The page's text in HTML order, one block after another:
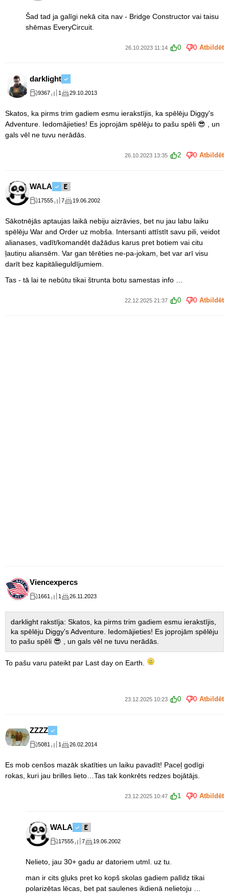
Šad tad ja galīgi nekā cita nav - Bridge Constructor vai taisu
shēmas EveryCircuit.
26.10.2023 11:14 0 0 Atbildēt
darklight
9367 1 29.10.2013
Skatos, ka pirms trim gadiem esmu ierakstījis, ka spēlēju Diggy's
Adventure. Iedomājieties! Es joprojām spēlēju to pašu spēli 😎 , un
gals vēl ne tuvu nerādās.
26.10.2023 13:35 2 0 Atbildēt
WALA
17555 7 19.06.2002
Sākotnējās aptaujas laikā nebiju aizrāvies, bet nu jau labu laiku
spēlēju War and Order uz mobša. Intersanti attīstīt savu pili, veidot
alianases, vadīt/komandēt dažādus karus pret botiem vai citu
ļautiņu aliansēm. Var gan tērēties ne-pa-jokam, bet var arī visu
darīt bez kapitālieguldījumiem.
Tas - tā lai te nebūtu tikai štrunta botu samestas info …
22.12.2025 21:37 0 0 Atbildēt
Viencexpercs
1661 1 26.11.2023
darklight rakstīja: Skatos, ka pirms trim gadiem esmu ierakstījis,
ka spēlēju Diggy's Adventure. Iedomājieties! Es joprojām spēlēju
to pašu spēli 😎 , un gals vēl ne tuvu nerādās.
To pašu varu pateikt par Last day on Earth.
23.12.2025 10:23 0 0 Atbildēt
ZZZZ
5081 1 26.02.2014
Es mob cenšos mazāk skatīties un laiku pavadīt! Paceļ godīgi
rokas, kuri jau brilles lieto…Tas tak konkrēts redzes bojātājs.
23.12.2025 10:47 1 0 Atbildēt
WALA
17555 7 19.06.2002
Nelieto, jau 30+ gadu ar datoriem utml. uz tu.
man ir cits gļuks pret ko kopš skolas gadiem palīdz tikai
polarizētas lēcas, bet pat saulenes ikdienā nelietoju …